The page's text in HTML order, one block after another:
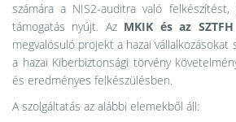
számára a NIS2-auditra való
támogatás nyújt. Az MKIK és az
megvalósuló projekt a hazai vállalkozásokat
a hazai Kiberbiztonsági törvény
és eredményes felkészülésben.
A szolgáltatás az alábbi elemekből áll: